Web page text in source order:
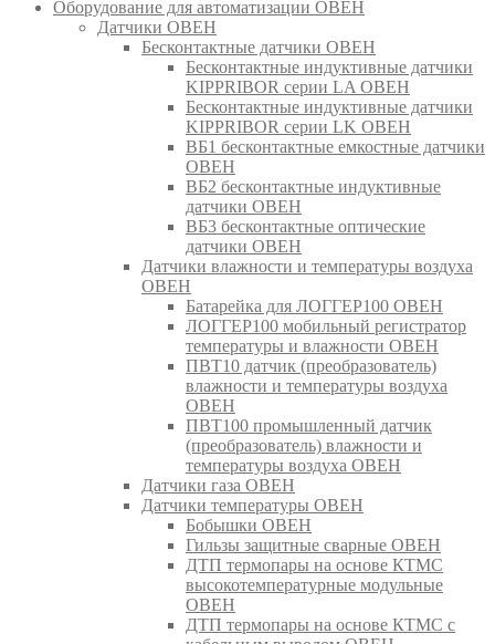
Оборудование для автоматизации ОВЕН
Датчики ОВЕН
Бесконтактные датчики ОВЕН
Бесконтактные индуктивные датчики
KIPPRIBOR серии LA ОВЕН
Бесконтактные индуктивные датчики
KIPPRIBOR серии LK ОВЕН
ВБ1 бесконтактные емкостные датчики
ОВЕН
ВБ2 бесконтактные индуктивные
датчики ОВЕН
ВБ3 бесконтактные оптические
датчики ОВЕН
Датчики влажности и температуры воздуха
ОВЕН
Батарейка для ЛОГГЕР100 ОВЕН
ЛОГГЕР100 мобильный регистратор
температуры и влажности ОВЕН
ПВТ10 датчик (преобразователь)
влажности и температуры воздуха
ОВЕН
ПВТ100 промышленный датчик
(преобразователь) влажности и
температуры воздуха ОВЕН
Датчики газа ОВЕН
Датчики температуры ОВЕН
Бобышки ОВЕН
Гильзы защитные сварные ОВЕН
ДТП термопары на основе КТМС
высокотемпературные модульные
ОВЕН
ДТП термопары на основе КТМС с